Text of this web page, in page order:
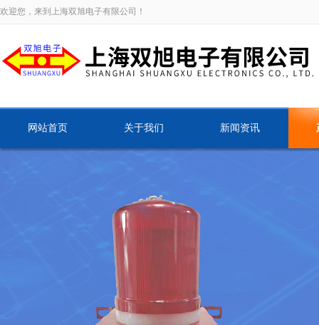
欢迎您，来到上海双旭电子有限公司！
网站首页 关于我们 新闻资讯